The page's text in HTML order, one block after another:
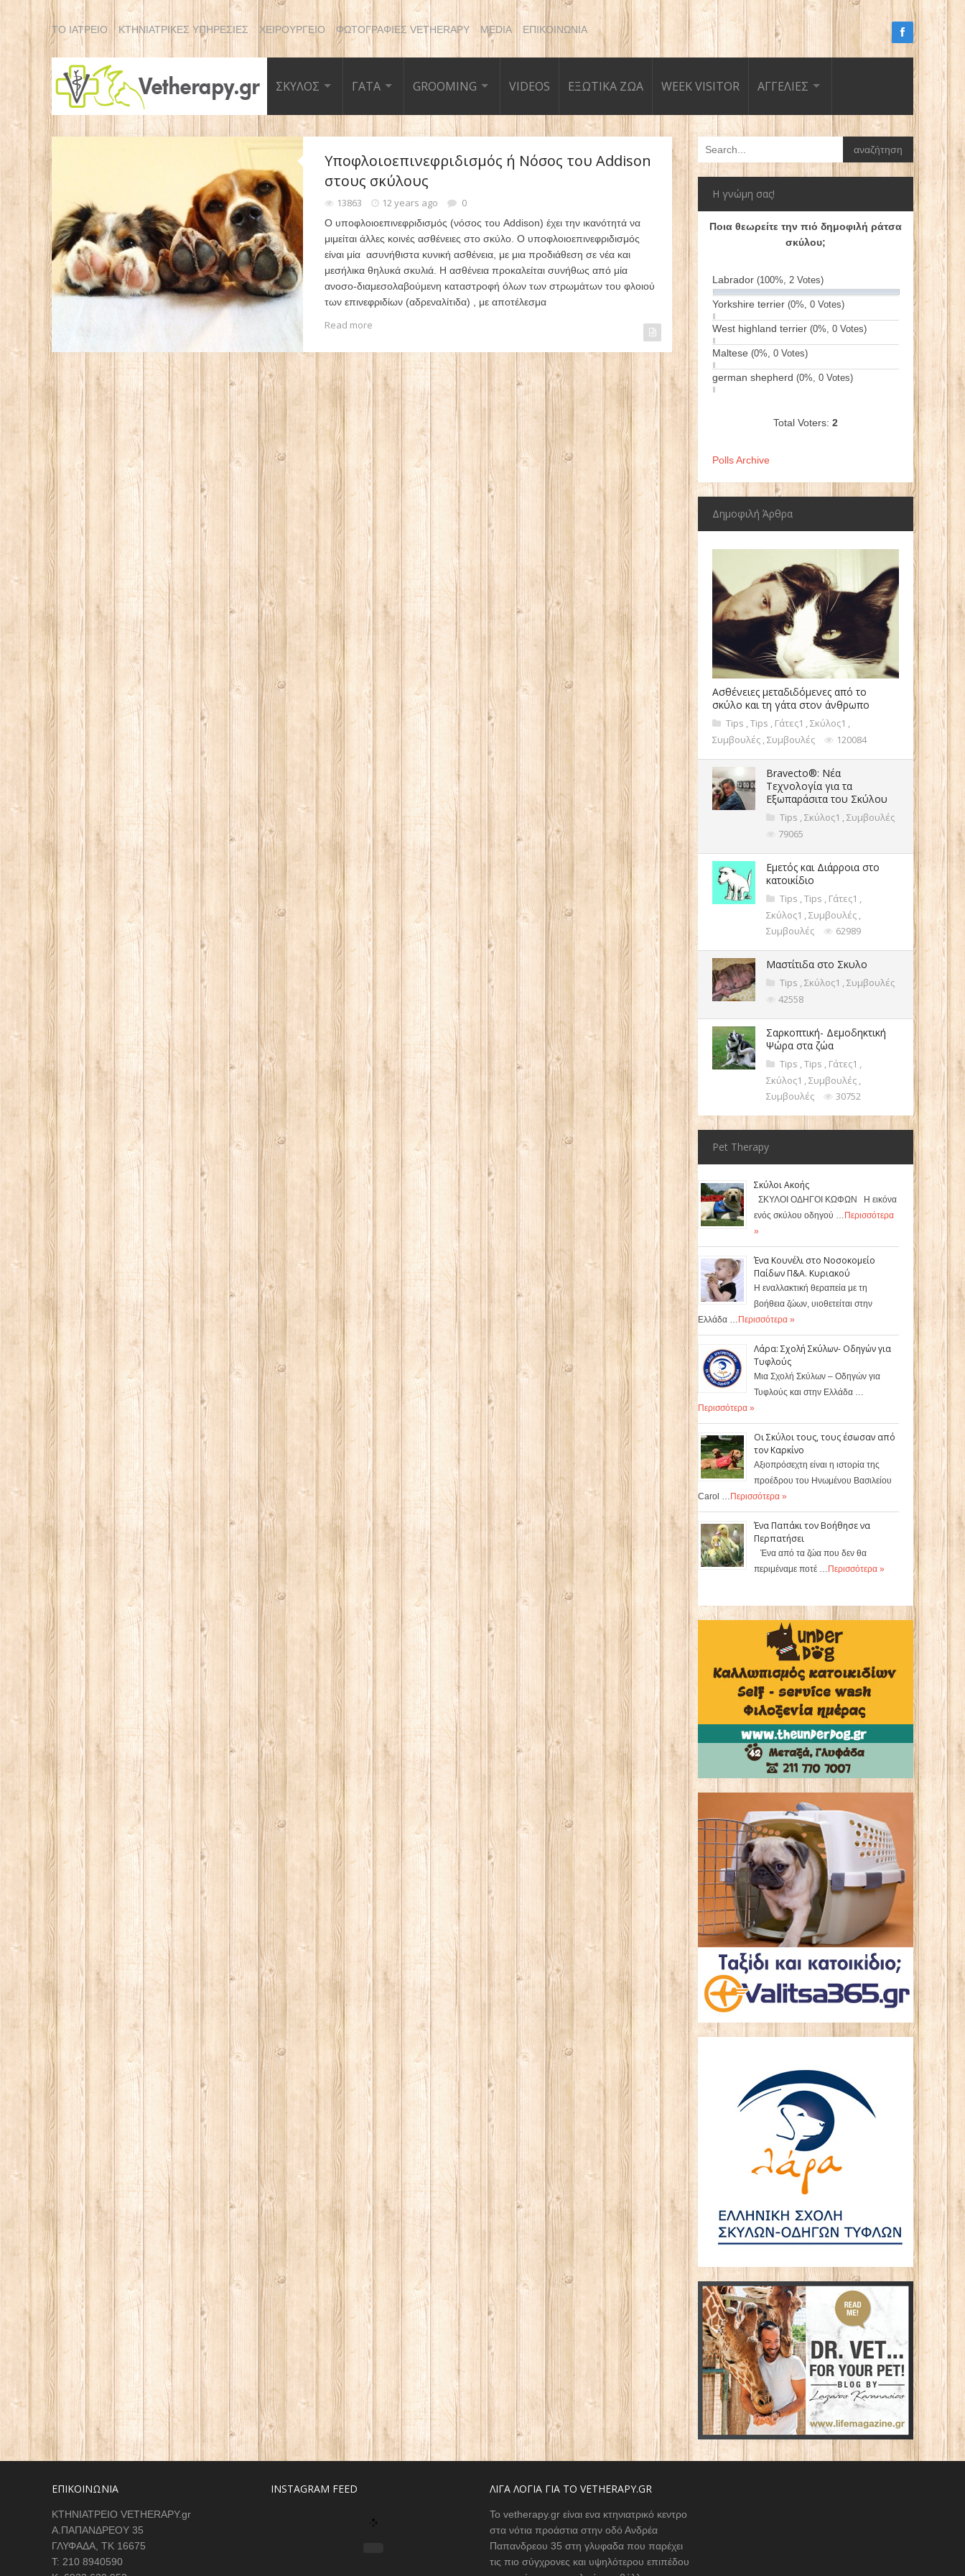
ΤΟ ΙΑΤΡΕΙΟ ΚΤΗΝΙΑΤΡΙΚΕΣ ΥΠΗΡΕΣΙΕΣ ΧΕΙΡΟΥΡΓΕΙΟ ΦΩΤΟΓΡΑΦΙΕΣ VETHERAPY MEDIA ΕΠΙΚΟΙΝΩΝΙΑ
ΣΚΥΛΟΣ ΓΑΤΑ GROOMING VIDEOS ΕΞΩΤΙΚΑ ΖΩΑ WEEK VISITOR ΑΓΓΕΛΙΕΣ
Υποφλοιοεπινεφριδισμός ή Νόσος του Addison
στους σκύλους
13863 12 years ago 0
Ο υποφλοιοεπινεφριδισμός (νόσος του Addison) έχει την ικανότητά να
μιμείται άλλες κοινές ασθένειες στο σκύλο. Ο υποφλοιοεπινεφριδισμός
είναι μία ασυνήθιστα κυνική ασθένεια, με μια προδιάθεση σε νέα και
μεσήλικα θηλυκά σκυλιά. Η ασθένεια προκαλείται συνήθως από μία
ανοσο-διαμεσολαβούμενη καταστροφή όλων των στρωμάτων του φλοιού
των επινεφριδίων (αδρεναλίτιδα) , με αποτέλεσμα
Read more
Η γνώμη σας!
Ποια θεωρείτε την πιό δημοφιλή ράτσα
σκύλου;
Labrador (100%, 2 Votes)
Yorkshire terrier (0%, 0 Votes)
West highland terrier (0%, 0 Votes)
Maltese (0%, 0 Votes)
german shepherd (0%, 0 Votes)
Total Voters: 2
Polls Archive
Δημοφιλή Άρθρα
Ασθένειες μεταδιδόμενες από το
σκύλο και τη γάτα στον άνθρωπο
Tips ,Tips , Γάτες1 ,Σκύλος1 ,
Συμβουλές ,Συμβουλές 120084
Bravecto®: Νέα
Τεχνολογία για τα
Εξωπαράσιτα του Σκύλου
Tips ,Σκύλος1 ,Συμβουλές
79065
Εμετός και Διάρροια στο
κατοικίδιο
Tips ,Tips , Γάτες1 ,
Σκύλος1 ,Συμβουλές ,
Συμβουλές
62989
Μαστίτιδα στο Σκυλο
Tips ,Σκύλος1 ,Συμβουλές
42558
Σαρκοπτική- Δεμοδηκτική
Ψώρα στα ζώα
Tips ,Tips , Γάτες1 ,
Σκύλος1 ,Συμβουλές ,
Συμβουλές
30752
Pet Therapy
Σκύλοι Ακοής
ΣΚΥΛΟΙ ΟΔΗΓΟΙ ΚΩΦΩΝ Η εικόνα
ενός σκύλου οδηγού … Περισσότερα
»
Ένα Κουνέλι στο Νοσοκομείο
Παίδων Π&Α. Κυριακού
Η εναλλακτική θεραπεία με τη
βοήθεια ζώων, υιοθετείται στην
Ελλάδα … Περισσότερα »
Λάρα: Σχολή Σκύλων- Οδηγών για
Τυφλούς
Μια Σχολή Σκύλων – Οδηγών για
Τυφλούς και στην Ελλάδα …
Περισσότερα »
Οι Σκύλοι τους, τους έσωσαν από
τον Καρκίνο
Αξιοπρόσεχτη είναι η ιστορία της
προέδρου του Ηνωμένου Βασιλείου
Carol … Περισσότερα »
Ένα Παπάκι τον Βοήθησε να
Περπατήσει
Ένα από τα ζώα που δεν θα
περιμέναμε ποτέ … Περισσότερα »
ΕΠΙΚΟΙΝΩΝΙΑ
ΚΤΗΝΙΑΤΡΕΙΟ VETHERAPY.gr
Α.ΠΑΠΑΝΔΡΕΟΥ 35
ΓΛΥΦΑΔΑ, ΤΚ 16675
Τ: 210 8940590
INSTAGRAM FEED ΛΙΓΑ ΛΟΓΙΑ ΓΙΑ ΤΟ VETHERAPY.GR
Το vetherapy.gr είναι ενα κτηνιατρικό κεντρο
στα νότια προάστια στην οδό Ανδρέα
Παπανδρεου 35 στη γλυφαδα που παρέχει
τις πιο σύγχρονες και υψηλότερου επιπέδου